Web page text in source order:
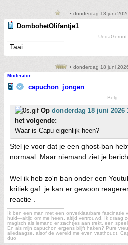
• donderdag 18 juni
DombohetOlifantje1
UedaGernot
Taai
• donderdag 18 juni
Moderator
capuchon_jongen
Belg
Op donderdag 18 juni 2026
het volgende:
Waar is Capu eigenlijk heen?
Stel je voor dat je een ghost-ban
normaal. Maar niemand ziet je
Wel ik heb zo'n ban onder een
kritiek gaf. je kan er gewoon
reactie .
Ik ben een man met een onverklaarbare fascinatie
huid—altijd om me heen, altijd vertrouwd. Ik draag
magisch als iemand er zachtjes aan trekt, een
En als mijn capuchon ergens blijft haken? Pure
alledaagse, alsof de wereld me even vasthoudt.
duo